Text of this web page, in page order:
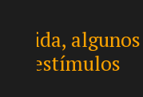
Piñera
del gasto